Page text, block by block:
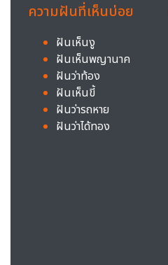
ความฝันที่เห็นบ่อย
ฝันเห็นงู
ฝันเห็นพญานาค
ฝันว่าท้อง
ฝันเห็นขี้
ฝันว่ารถหาย
ฝันว่าได้ทอง